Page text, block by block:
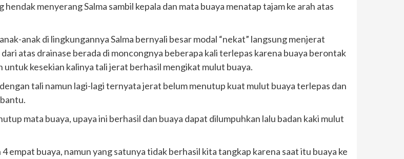
menyerang Salma sambil kepala dan mata buaya menatap tajam ke arah atas
anak di lingkungannya Salma bernyali besar modal “nekat” langsung menjerat
atas drainase berada di moncongnya beberapa kali terlepas karena buaya berontak
kesekian kalinya tali jerat berhasil mengikat mulut buaya.
tali namun lagi-lagi ternyata jerat belum menutup kuat mulut buaya terlepas dan
mata buaya, upaya ini berhasil dan buaya dapat dilumpuhkan lalu badan kaki mulut
empat buaya, namun yang satunya tidak berhasil kita tangkap karena saat itu buaya ke